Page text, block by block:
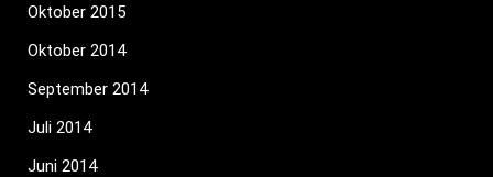
Oktober 2015
Oktober 2014
September 2014
Juli 2014
Juni 2014